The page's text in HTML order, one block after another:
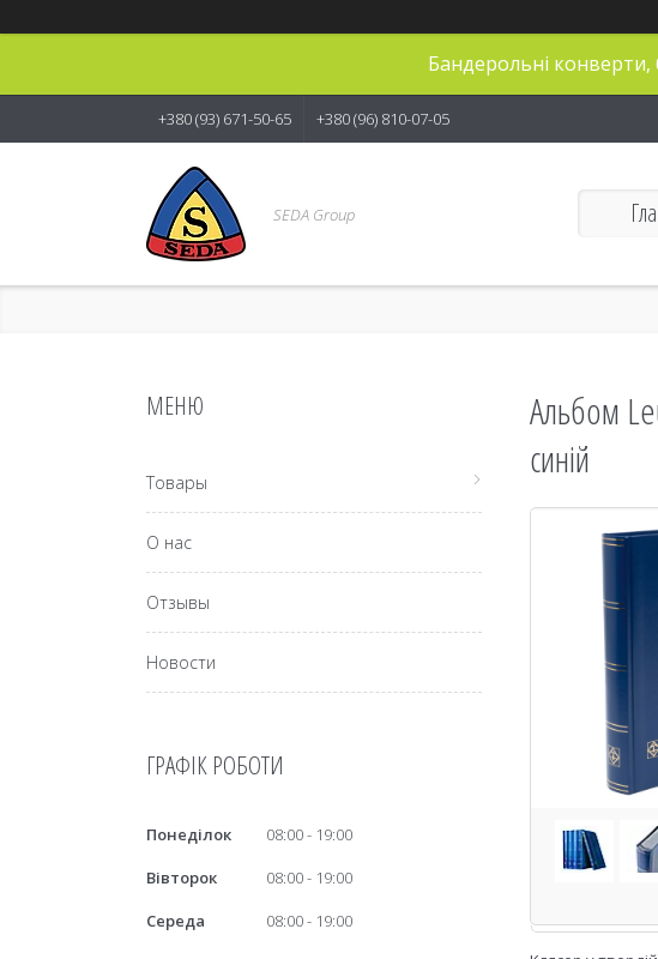
Бандерольні
+380 (93) 671-50-65 +380 (96) 810-07-05
SEDA Group
Альбом
синій
Товары
О нас
Отзывы
Новости
ГРАФІК РОБОТИ
Понеділок 08:00
19:00
Вівторок
08:00
19:00
Середа
08:00
19:00